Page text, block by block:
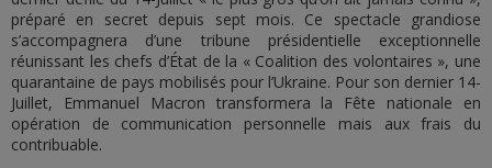
préparé en secret depuis sept mois. Ce spectacle grandiose
s’accompagnera d’une tribune présidentielle exceptionnelle
réunissant les chefs d’État de la « Coalition des volontaires », une
quarantaine de pays mobilisés pour l’Ukraine. Pour son dernier 14-
Juillet, Emmanuel Macron transformera la Fête nationale en
opération de communication personnelle mais aux frais du
contribuable.